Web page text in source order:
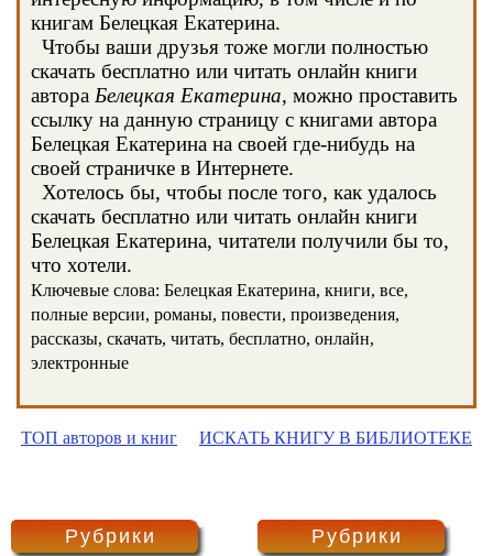
книгам Белецкая Екатерина.
Чтобы ваши друзья тоже могли полностью
скачать бесплатно или читать онлайн книги
автора Белецкая Екатерина, можно проставить
ссылку на данную страницу с книгами автора
Белецкая Екатерина на своей где-нибудь на
своей страничке в Интернете.
Хотелось бы, чтобы после того, как удалось
скачать бесплатно или читать онлайн книги
Белецкая Екатерина, читатели получили бы то,
что хотели.
Ключевые слова: Белецкая Екатерина, книги, все,
полные версии, романы, повести, произведения,
рассказы, скачать, читать, бесплатно, онлайн,
электронные
ТОП авторов и книг ИСКАТЬ КНИГУ В БИБЛИОТЕКЕ
Рубрики Рубрики